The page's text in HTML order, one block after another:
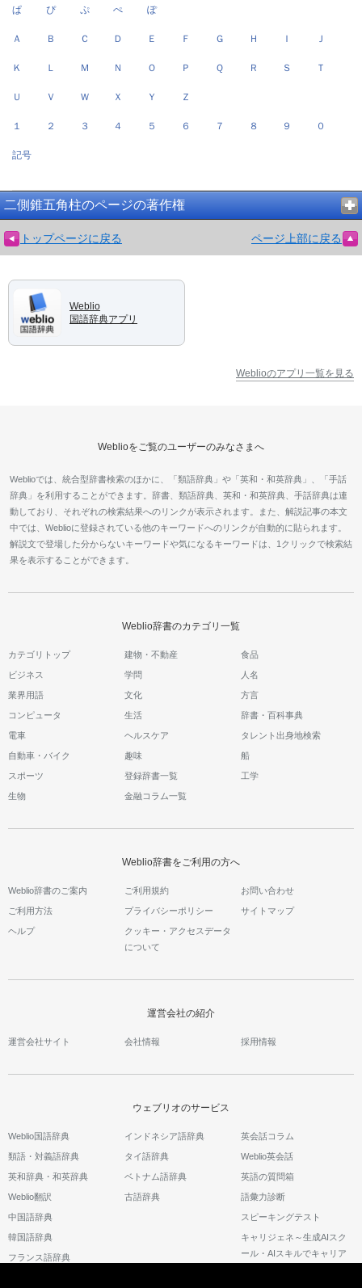
ぱ ぴ ぷ ぺ ぽ
Ａ Ｂ Ｃ Ｄ Ｅ Ｆ Ｇ Ｈ Ｉ Ｊ
Ｋ Ｌ Ｍ Ｎ Ｏ Ｐ Ｑ Ｒ Ｓ Ｔ
Ｕ Ｖ Ｗ Ｘ Ｙ Ｚ
１ ２ ３ ４ ５ ６ ７ ８ ９ ０
記号
二側錐五角柱のページの著作権
トップページに戻る ページ上部に戻る
Weblio
国語辞典アプリ
Weblioのアプリ一覧を見る
Weblioをご覧のユーザーのみなさまへ
Weblioでは、統合型辞書検索のほかに、「類語辞典」や「英和・和英辞典」、「手話
辞典」を利用することができます。辞書、類語辞典、英和・和英辞典、手話辞典は連
動しており、それぞれの検索結果へのリンクが表示されます。また、解説記事の本文
中では、Weblioに登録されている他のキーワードへのリンクが自動的に貼られます。
解説文で登場した分からないキーワードや気になるキーワードは、1クリックで検索結
果を表示することができます。
Weblio辞書のカテゴリ一覧
カテゴリトップ 建物・不動産 食品
ビジネス 学問 人名
業界用語 文化 方言
コンピュータ 生活 辞書・百科事典
電車 ヘルスケア タレント出身地検索
自動車・バイク 趣味 船
スポーツ 登録辞書一覧 工学
生物 金融コラム一覧
Weblio辞書をご利用の方へ
Weblio辞書のご案内 ご利用規約 お問い合わせ
ご利用方法 プライバシーポリシー サイトマップ
ヘルプ
クッキー・アクセスデータ
について
運営会社の紹介
運営会社サイト 会社情報 採用情報
ウェブリオのサービス
Weblio国語辞典
類語・対義語辞典
英和辞典・和英辞典
Weblio翻訳
中国語辞典
韓国語辞典
フランス語辞典
インドネシア語辞典
タイ語辞典
ベトナム語辞典
古語辞典
英会話コラム
Weblio英会話
英語の質問箱
語彙力診断
スピーキングテスト
キャリジェネ～生成AIスク
ール・AIスキルでキャリア